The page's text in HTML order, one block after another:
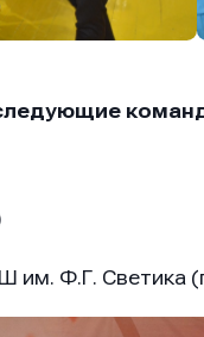
им. Ф.Г. Светика